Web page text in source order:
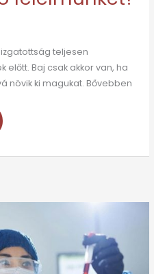
teljesen
előtt. Baj csak akkor van, ha
növik ki magukat. Bővebben